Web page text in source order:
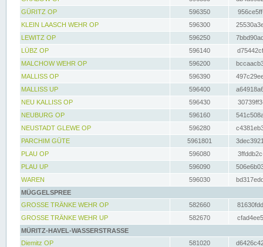
GÜRITZ OP
596350
KLEIN LAASCH WEHR OP
596300
LEWITZ OP
596250
LÜBZ OP
596140
MALCHOW WEHR OP
596200
MALLISS OP
596390
MALLISS UP
596400
NEU KALLISS OP
596430
NEUBURG OP
596160
NEUSTADT GLEWE OP
596280
PARCHIM GÜTE
5961801
PLAU OP
596080
PLAU UP
596090
WAREN
596030
MÜGGELSPREE
GROSSE TRÄNKE WEHR OP
582660
GROSSE TRÄNKE WEHR UP
582670
MÜRITZ-HAVEL-WASSERSTRASSE
Diemitz OP
581020